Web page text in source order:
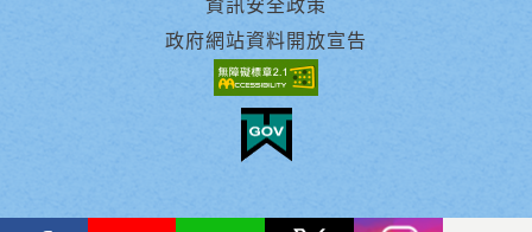
資訊安全政策
政府網站資料開放宣告